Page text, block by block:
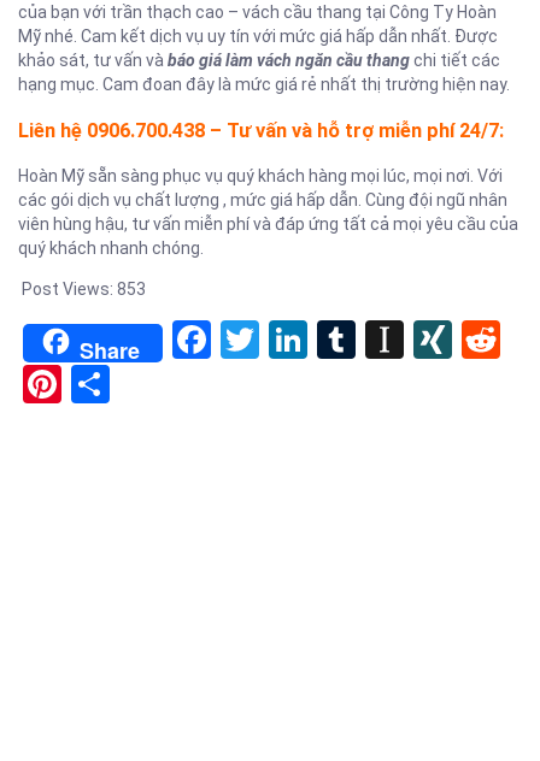
của bạn với trần thạch cao – vách cầu thang tại Công Ty Hoàn
Mỹ nhé. Cam kết dịch vụ uy tín với mức giá hấp dẫn nhất. Được
khảo sát, tư vấn vàbáo giá làm vách ngăn cầu thangchi tiết các
hạng mục. Cam đoan đây là mức giá rẻ nhất thị trường hiện nay.
Liên hệ 0906.700.438 – Tư vấn và hỗ trợ miễn phí 24/7:
Hoàn Mỹ sẵn sàng phục vụ quý khách hàng mọi lúc, mọi nơi. Với
các gói dịch vụ chất lượng , mức giá hấp dẫn. Cùng đội ngũ nhân
viên hùng hậu, tư vấn miễn phí và đáp ứng tất cả mọi yêu cầu của
quý khách nhanh chóng.
Post Views: 853
Share Facebook
TwitterLinkedIn
Tumblr
Pinterest